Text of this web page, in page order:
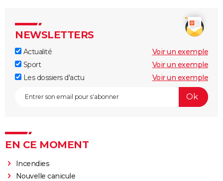
NEWSLETTERS
Actualité
Voir un exemple
Sport
Voir un exemple
Les dossiers d'actu
Voir un exemple
EN CE MOMENT
Incendies
Nouvelle canicule